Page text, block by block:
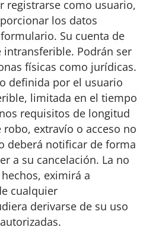
registrarse como usuario,
los datos
Su cuenta de
Podrán ser
físicas como jurídicas.
definida por el usuario
limitada en el tiempo
requisitos de longitud
robo, extravío o acceso no
deberá notificar de forma
a su cancelación. La no
eximirá a
cualquier
derivarse de su uso